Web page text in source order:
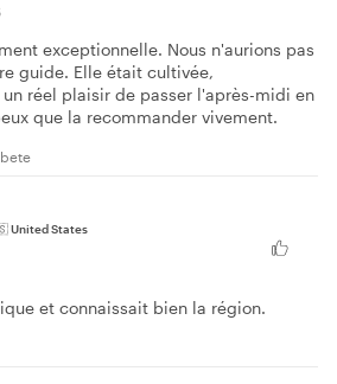
exceptionnelle. Nous n'aurions pas
guide. Elle était cultivée,
réel plaisir de passer l'après-midi en
que la recommander vivement.
United States
et connaissait bien la région.